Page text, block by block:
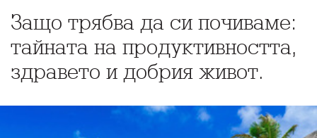
Защо трябва да си почиваме:
тайната на продуктивността,
здравето и добрия живот.